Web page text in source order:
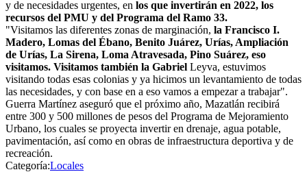
y de necesidades urgentes, en los que invertirán en 2022, los
recursos del PMU y del Programa del Ramo 33.
"Visitamos las diferentes zonas de marginación, la Francisco I.
Madero, Lomas del Ébano, Benito Juárez, Urías, Ampliación
de Urías, La Sirena, Loma Atravesada, Pino Suárez, eso
visitamos. Visitamos también la Gabriel Leyva, estuvimos
visitando todas esas colonias y ya hicimos un levantamiento de todas
las necesidades, y con base en a eso vamos a empezar a trabajar".
Guerra Martínez aseguró que el próximo año, Mazatlán recibirá
entre 300 y 500 millones de pesos del Programa de Mejoramiento
Urbano, los cuales se proyecta invertir en drenaje, agua potable,
pavimentación, así como en obras de infraestructura deportiva y de
recreación.
Categoría:Locales